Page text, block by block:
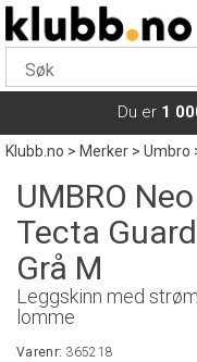
Du er 1
Klubb.no>Merker>Umbro
UMBRO
Tecta
Grå M
Leggskinn med
lomme
Varenr: 365218